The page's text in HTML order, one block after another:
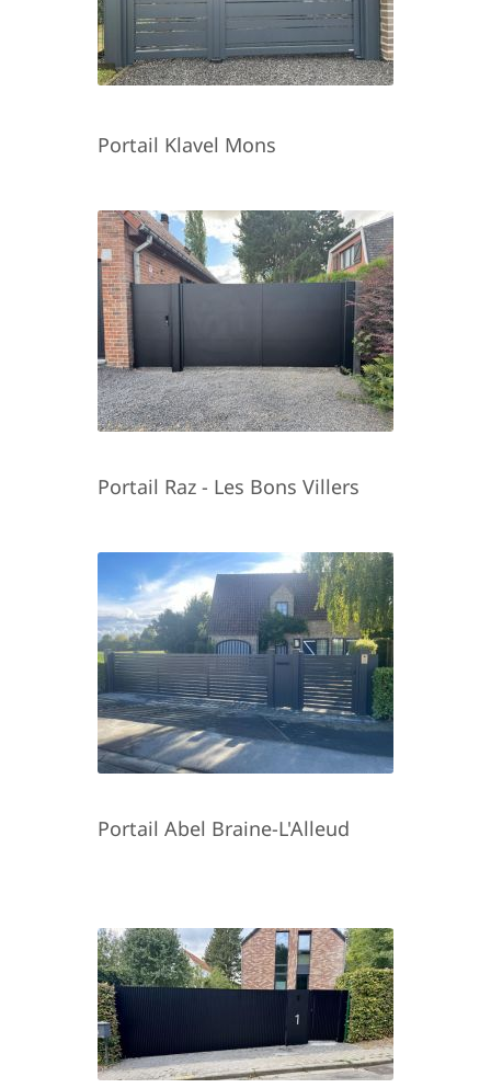
Portail Klavel Mons
Portail Raz - Les Bons Villers
Portail Abel Braine-L'Alleud